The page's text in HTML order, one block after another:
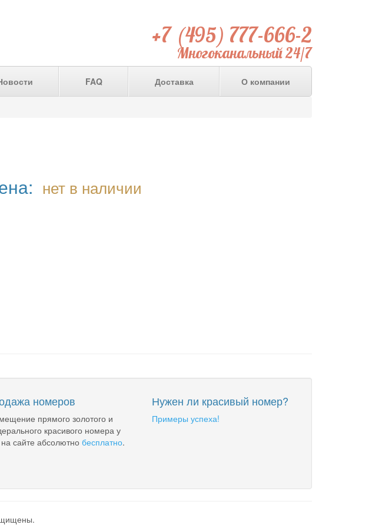
+7 (495) 777-666-2
Многоканальный 24/7
FAQ Доставка О компании
нет в наличии
номеров
прямого золотого и
красивого номера у
сайте абсолютно бесплатно.
Нужен ли красивый номер?
Примеры успеха!